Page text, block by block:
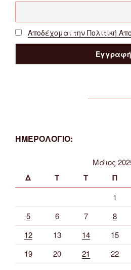
Αποδέχομαι την Πολιτική
ΗΜΕΡΟΛΟΓΙΟ:
Μάιος
Δ Τ Τ Π
1
5
6 7 8
12
13 14 15
19
20 21 22